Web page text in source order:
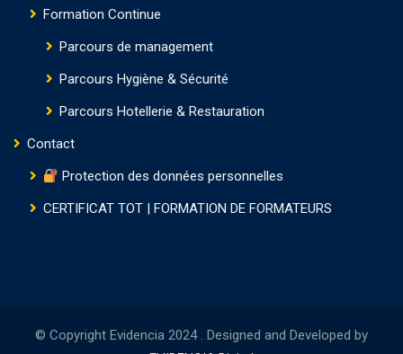
Formation Continue
Parcours de management
Parcours Hygiène & Sécurité
Parcours Hotellerie & Restauration
Contact
Protection des données personnelles
CERTIFICAT TOT | FORMATION DE FORMATEURS
© Copyright Evidencia 2024 . Designed and Developed by